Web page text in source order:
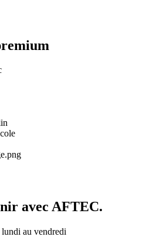
avec AFTEC.
au vendredi